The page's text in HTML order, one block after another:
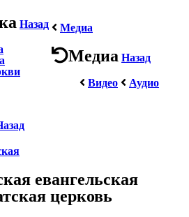
Назад Медиа
Медиа Назад
Видео
Аудио
евангельская
церковь